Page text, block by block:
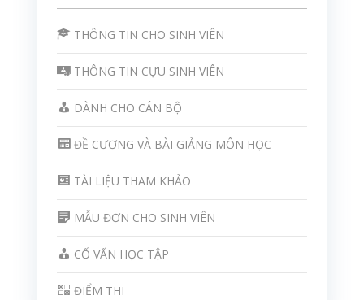
THÔNG TIN CHO SINH VIÊN
THÔNG TIN CỰU SINH VIÊN
DÀNH CHO CÁN BỘ
ĐỀ CƯƠNG VÀ BÀI GIẢNG MÔN HỌC
TÀI LIỆU THAM KHẢO
MẪU ĐƠN CHO SINH VIÊN
CỐ VẤN HỌC TẬP
ĐIỂM THI